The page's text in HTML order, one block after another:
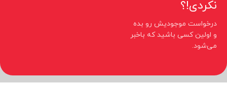
نکردی!؟
درخواست موجودیش رو بده
و اولین کسی باشید که باخبر
می‌شود.